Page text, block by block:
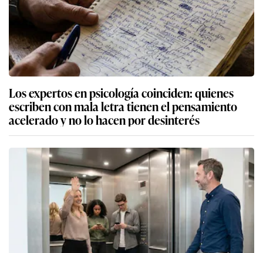
Los expertos en psicología coinciden: quienes
escriben con mala letra tienen el pensamiento
acelerado y no lo hacen por desinterés